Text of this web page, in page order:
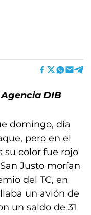
DIB
domingo, día
pero en el
su color fue rojo
Justo morían
del TC, en
un avión de
un saldo de 31